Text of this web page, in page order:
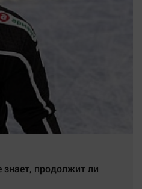
знает, продолжит ли